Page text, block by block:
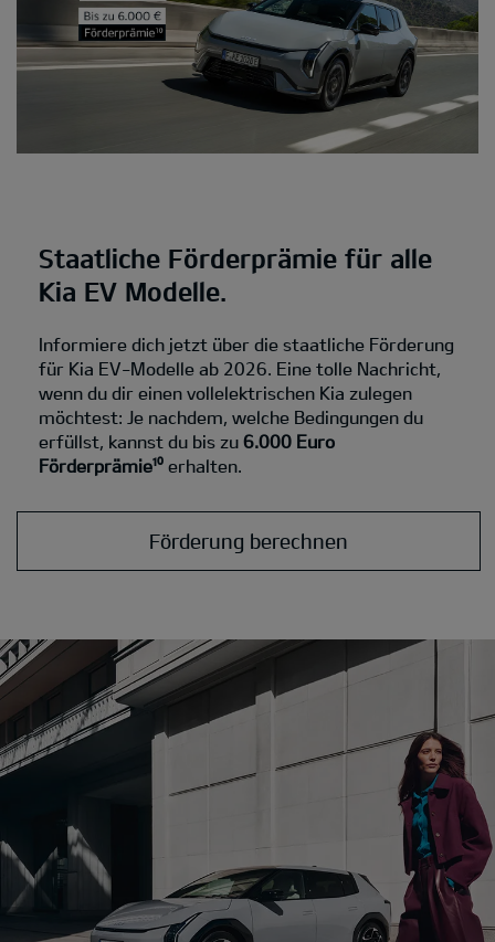
Staatliche Förderprämie für alle
Kia EV Modelle.
Informiere dich jetzt über die staatliche Förderung
für Kia EV-Modelle ab 2026. Eine tolle Nachricht,
wenn du dir einen vollelektrischen Kia zulegen
möchtest: Je nachdem, welche Bedingungen du
erfüllst, kannst du bis zu 6.000 Euro
Förderprämie¹⁰ erhalten.
Förderung berechnen